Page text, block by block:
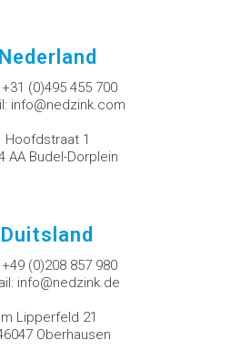
Nederland
+31 (0)495 455 700
info@nedzink.com
Hoofdstraat 1
AA Budel-Dorplein
Duitsland
+49 (0)208 857 980
info@nedzink.de
Im Lipperfeld 21
Oberhausen